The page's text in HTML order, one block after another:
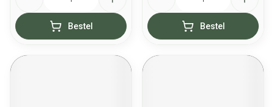
Bestel Bestel